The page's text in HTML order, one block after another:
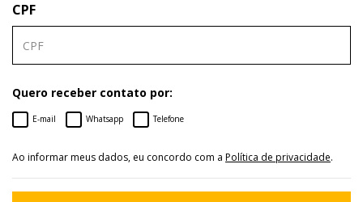
CPF
Quero receber contato por:
E-mail Whatsapp Telefone
Ao informar meus dados, eu concordo com a Política de privacidade.